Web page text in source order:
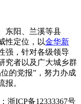
东阳、兰溪等县
性定位，以金华新
强，针对各级领导
究者以及广大城乡群
的党报”，努力办成
报。
浙ICP备12333367号